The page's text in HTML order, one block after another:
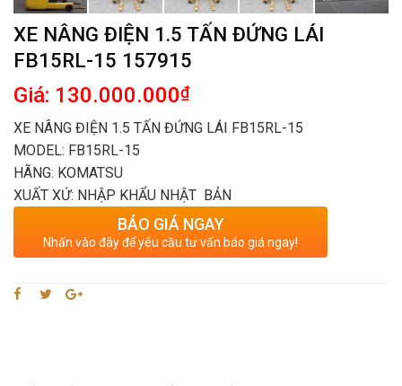
XE NÂNG ĐIỆN 1.5 TẤN ĐỨNG LÁI
FB15RL-15 157915
Giá: 130.000.000₫
XE NÂNG ĐIỆN 1.5 TẤN ĐỨNG LÁI FB15RL-15
MODEL: FB15RL-15
HÃNG: KOMATSU
XUẤT XỨ: NHẬP KHẨU NHẬT BẢN
BÁO GIÁ NGAY
Nhấn vào đây để yêu cầu tư vấn báo giá ngay!